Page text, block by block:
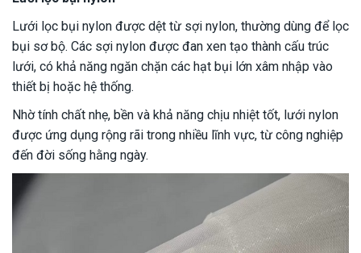
Lưới lọc bụi nylon được dệt từ sợi nylon, thường dùng để lọc
bụi sơ bộ. Các sợi nylon được đan xen tạo thành cấu trúc
lưới, có khả năng ngăn chặn các hạt bụi lớn xâm nhập vào
thiết bị hoặc hệ thống.
Nhờ tính chất nhẹ, bền và khả năng chịu nhiệt tốt, lưới nylon
được ứng dụng rộng rãi trong nhiều lĩnh vực, từ công nghiệp
đến đời sống hằng ngày.